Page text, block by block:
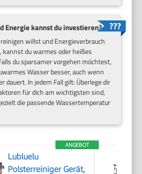
Energie kannst du investieren?
willst und Energieverbrauch
kannst du warmes oder heißes
du sparsamer vorgehen möchtest,
Wasser besser, auch wenn
dauert. In jedem Fall gilt: Überlege dir
für dich am wichtigsten sind,
die passende Wassertemperatur
ANGEBOT
Lubluelu
Polsterreiniger Gerät,